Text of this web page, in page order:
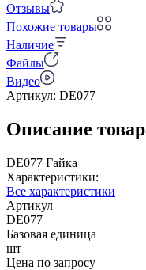
Отзывы
Похожие товары
Наличие
Файлы
Видео
Артикул: DE077
Описание
DE077 Гайка
Характеристики:
Все характеристики
Артикул
DE077
Базовая единица
шт
Цена по запросу